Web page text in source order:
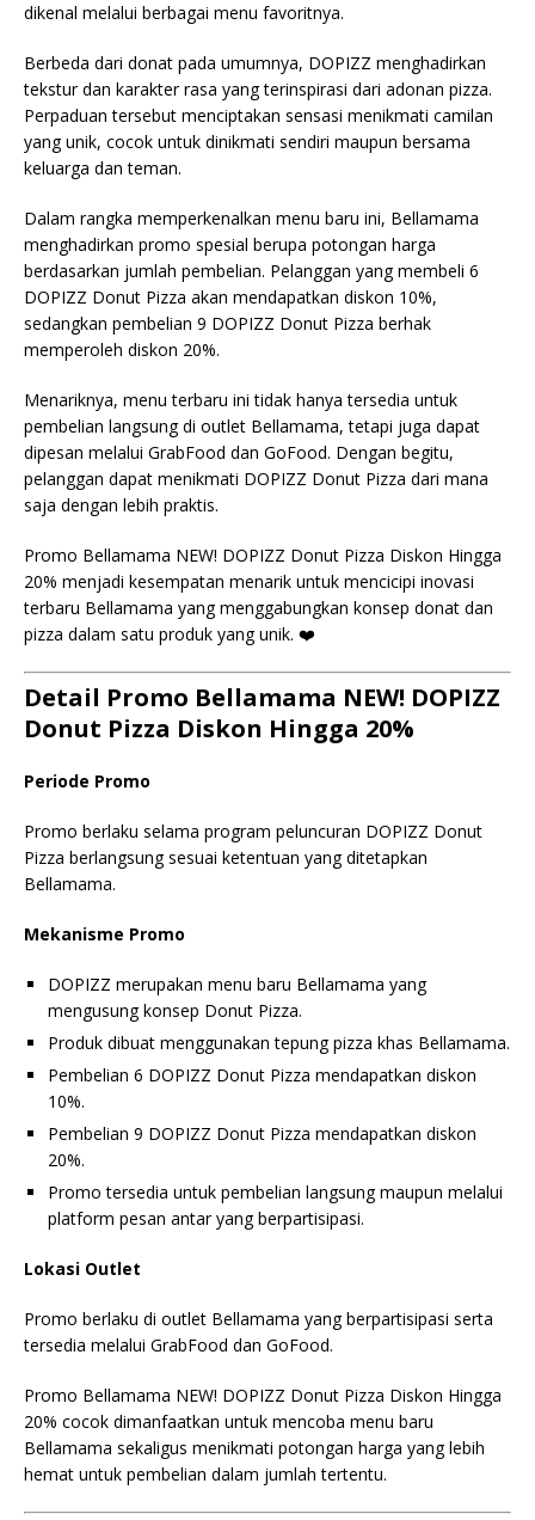
dikenal melalui berbagai menu favoritnya.
Berbeda dari donat pada umumnya, DOPIZZ menghadirkan
tekstur dan karakter rasa yang terinspirasi dari adonan pizza.
Perpaduan tersebut menciptakan sensasi menikmati camilan
yang unik, cocok untuk dinikmati sendiri maupun bersama
keluarga dan teman.
Dalam rangka memperkenalkan menu baru ini, Bellamama
menghadirkan promo spesial berupa potongan harga
berdasarkan jumlah pembelian. Pelanggan yang membeli 6
DOPIZZ Donut Pizza akan mendapatkan diskon 10%,
sedangkan pembelian 9 DOPIZZ Donut Pizza berhak
memperoleh diskon 20%.
Menariknya, menu terbaru ini tidak hanya tersedia untuk
pembelian langsung di outlet Bellamama, tetapi juga dapat
dipesan melalui GrabFood dan GoFood. Dengan begitu,
pelanggan dapat menikmati DOPIZZ Donut Pizza dari mana
saja dengan lebih praktis.
Promo Bellamama NEW! DOPIZZ Donut Pizza Diskon Hingga
20% menjadi kesempatan menarik untuk mencicipi inovasi
terbaru Bellamama yang menggabungkan konsep donat dan
pizza dalam satu produk yang unik. ❤️
Detail Promo Bellamama NEW! DOPIZZ
Donut Pizza Diskon Hingga 20%
Periode Promo
Promo berlaku selama program peluncuran DOPIZZ Donut
Pizza berlangsung sesuai ketentuan yang ditetapkan
Bellamama.
Mekanisme Promo
DOPIZZ merupakan menu baru Bellamama yang
mengusung konsep Donut Pizza.
Produk dibuat menggunakan tepung pizza khas Bellamama.
Pembelian 6 DOPIZZ Donut Pizza mendapatkan diskon
10%.
Pembelian 9 DOPIZZ Donut Pizza mendapatkan diskon
20%.
Promo tersedia untuk pembelian langsung maupun melalui
platform pesan antar yang berpartisipasi.
Lokasi Outlet
Promo berlaku di outlet Bellamama yang berpartisipasi serta
tersedia melalui GrabFood dan GoFood.
Promo Bellamama NEW! DOPIZZ Donut Pizza Diskon Hingga
20% cocok dimanfaatkan untuk mencoba menu baru
Bellamama sekaligus menikmati potongan harga yang lebih
hemat untuk pembelian dalam jumlah tertentu.